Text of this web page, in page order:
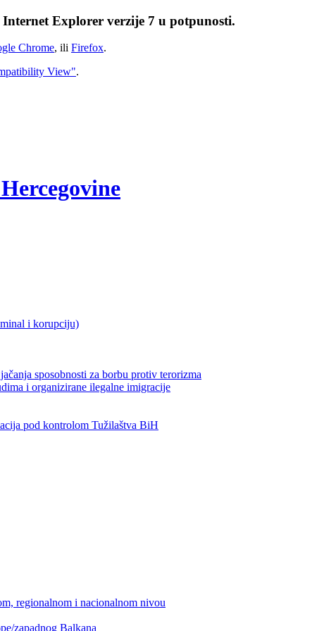
Explorer verzije 7 u potpunosti.
Chrome, ili Firefox.
View".
i korupciju)
sposobnosti za borbu protiv terorizma
i organizirane ilegalne imigracije
pod kontrolom Tužilaštva BiH
regionalnom i nacionalnom nivou
zapadnog Balkana